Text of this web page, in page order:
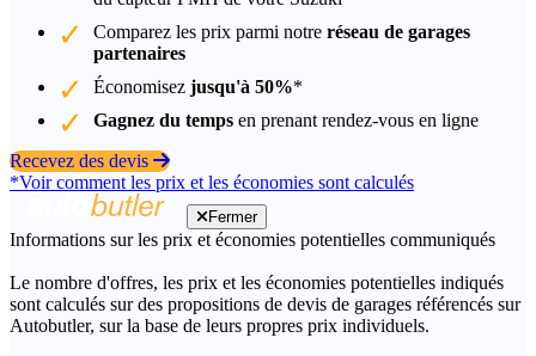
Comparez les prix parmi notre réseau de garages
partenaires
Économisez jusqu'à 50%*
Gagnez du temps en prenant rendez-vous en ligne
Recevez des devis
*Voir comment les prix et les économies sont calculés
Fermer
Informations sur les prix et économies potentielles communiqués
Le nombre d'offres, les prix et les économies potentielles indiqués
sont calculés sur des propositions de devis de garages référencés sur
Autobutler, sur la base de leurs propres prix individuels.